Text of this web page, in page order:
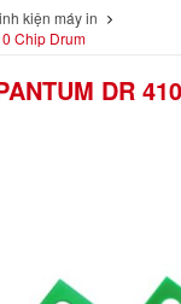
kiện máy in
Chip Drum
DR